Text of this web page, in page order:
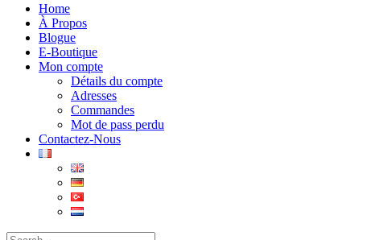
Home
À Propos
Blogue
E-Boutique
Mon compte
Détails du compte
Adresses
Commandes
Mot de pass perdu
Contactez-Nous